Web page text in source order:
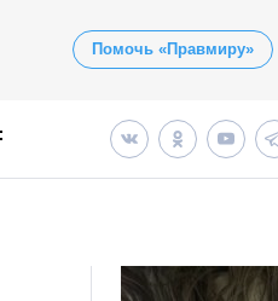
Помочь «Правмиру»